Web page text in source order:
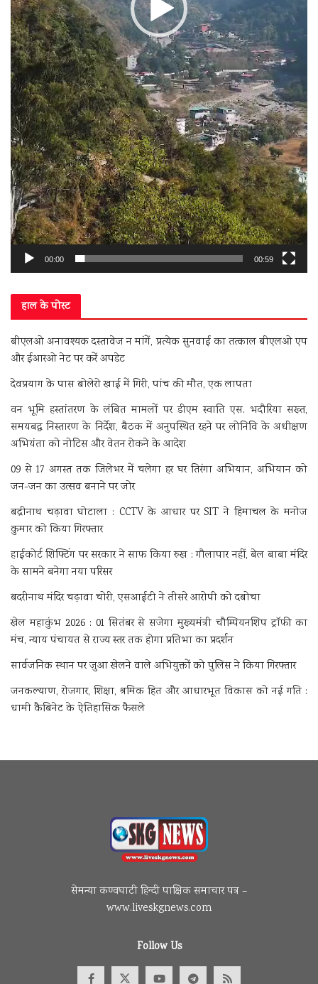
00:00 00:59
हाल के पोस्ट
बीएलओ अनावश्यक दस्तावेज न मांगें, प्रत्येक सुनवाई का तत्काल बीएलओ एप
और ईआरओ नेट पर करें अपडेट
देवप्रयाग के पास बोलेरो खाई में गिरी, पांच की मौत, एक लापता
वन भूमि हस्तांतरण के लंबित मामलों पर डीएम स्वाति एस. भदौरिया सख्त,
समयबद्ध निस्तारण के निर्देश, बैठक में अनुपस्थित रहने पर लोनिवि के अधीक्षण
अभियंता को नोटिस और वेतन रोकने के आदेश
09 से 17 अगस्त तक जिलेभर में चलेगा हर घर तिरंगा अभियान, अभियान को
जन-जन का उत्सव बनाने पर जोर
बद्रीनाथ चढ़ावा घोटाला : CCTV के आधार पर SIT ने हिमाचल के मनोज
कुमार को किया गिरफ्तार
हाईकोर्ट शिफ्टिंग पर सरकार ने साफ किया रुख : गौलापार नहीं, बेल बाबा मंदिर
के सामने बनेगा नया परिसर
बदरीनाथ मंदिर चढ़ावा चोरी, एसआईटी ने तीसरे आरोपी को दबोचा
खेल महाकुंभ 2026 : 01 सितंबर से सजेगा मुख्यमंत्री चौम्पियनशिप ट्रॉफी का
मंच, न्याय पंचायत से राज्य स्तर तक होगा प्रतिभा का प्रदर्शन
सार्वजनिक स्थान पर जुआ खेलने वाले अभियुक्तों को पुलिस ने किया गिरफ्तार
जनकल्याण, रोजगार, शिक्षा, श्रमिक हित और आधारभूत विकास को नई गति :
धामी कैबिनेट के ऐतिहासिक फैसले
सेमन्या कण्वघाटी हिन्दी पाक्षिक समाचार पत्र –
www.liveskgnews.com
Follow Us